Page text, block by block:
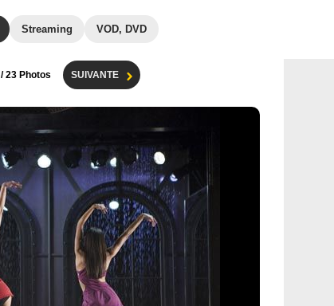
Streaming VOD, DVD
/ 23 Photos SUIVANTE